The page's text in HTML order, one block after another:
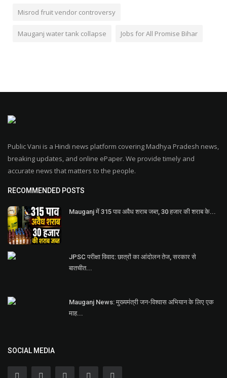
Misrod fruit vendor controversy
Mauganj water tank collapse Jobs for All Promise Bihar
Public Vani is a Hindi news platform covering Madhya Pradesh news,
breaking updates, and online ePaper. We provide timely and
accurate news that matters to the people.
RECOMMENDED POSTS
Mauganj में 315 पाव अवैध शराब जब्त, 30 हजार की शराब के...
JPSC परीक्षा विवाद: छात्रों का आंदोलन तेज, सरकार से
बातचीत...
Mauganj News: मुख्यमंत्री जन-विश्वास अभियान के लिए एक
माह...
SOCIAL MEDIA